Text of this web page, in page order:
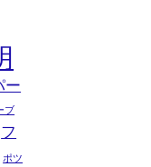
ー
ブ
フ
ポツ